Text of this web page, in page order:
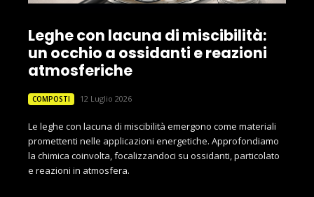
Leghe con lacuna di miscibilità:
un occhio a ossidanti e reazioni
atmosferiche
COMPOSTI 12 Luglio 2026
Le leghe con lacuna di miscibilità emergono come materiali
promettenti nelle applicazioni energetiche. Approfondiamo
la chimica coinvolta, focalizzandoci su ossidanti, particolato
e reazioni in atmosfera.